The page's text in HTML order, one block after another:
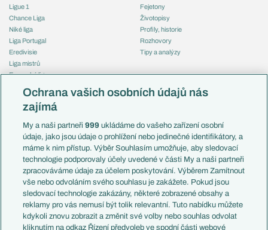
Ligue 1
Chance Liga
Niké liga
Liga Portugal
Eredivisie
Liga mistrů
Evropská liga
Mistrovství světa
Liga národů
Témata
Představení týmů MS
EuroSkauting
PL v kostce
Evropské koeficienty
Přestupy
Přestupové spekulace
Zranění
Fejetony
Životopisy
Profily, historie
Rozhovory
Tipy a analýzy
Česko
Francie
Itálie
Německo
Španělsko
Argentina
Brazílie
Přestupy
Zápasy
Ochrana vašich osobních údajů nás
zajímá
My a naši partneři999 ukládáme do vašeho zařízení osobní
údaje, jako jsou údaje o prohlížení nebo jedinečné identifikátory, a
máme k nim přístup. Výběr Souhlasím umožňuje, aby sledovací
technologie podporovaly účely uvedené v části My a naši partneři
zpracováváme údaje za účelem poskytování. Výběrem Zamítnout
vše nebo odvoláním svého souhlasu je zakážete. Pokud jsou
sledovací technologie zakázány, některé zobrazené obsahy a
reklamy pro vás nemusí být tolik relevantní. Tuto nabídku můžete
kdykoli znovu zobrazit a změnit své volby nebo souhlas odvolat
kliknutím na odkaz Řízení předvoleb ve spodní části webové